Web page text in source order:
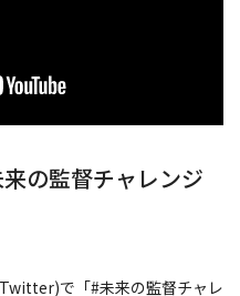
の監督チャレンジ
Twitter)で「#未来の監督チャレ